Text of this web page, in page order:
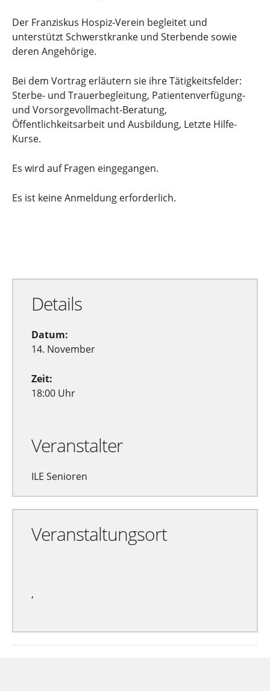
Der Franziskus Hospiz-Verein begleitet und
unterstützt Schwerstkranke und Sterbende sowie
deren Angehörige.
Bei dem Vortrag erläutern sie ihre Tätigkeitsfelder:
Sterbe- und Trauerbegleitung, Patientenverfügung-
und Vorsorgevollmacht-Beratung,
Öffentlichkeitsarbeit und Ausbildung, Letzte Hilfe-
Kurse.
Es wird auf Fragen eingegangen.
Es ist keine Anmeldung erforderlich.
Details
Datum:
14. November
Zeit:
18:00 Uhr
Veranstalter
ILE Senioren
Veranstaltungsort
,